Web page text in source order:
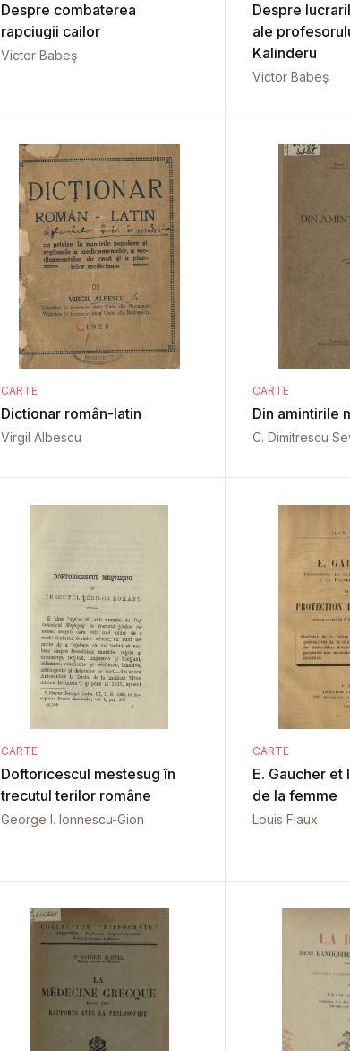
Despre combaterea
rapciugii cailor
Victor Babeş
Despre
ale
Kalinderu
Victor Babeş
CARTE
Dictionar român-latin
Virgil Albescu
CARTE
Din amintirile
C. Dimitrescu
CARTE
Doftoricescul mestesug în
trecutul terilor române
George I. Ionnescu-Gion
CARTE
E. Gaucher
de la femme
Louis Fiaux